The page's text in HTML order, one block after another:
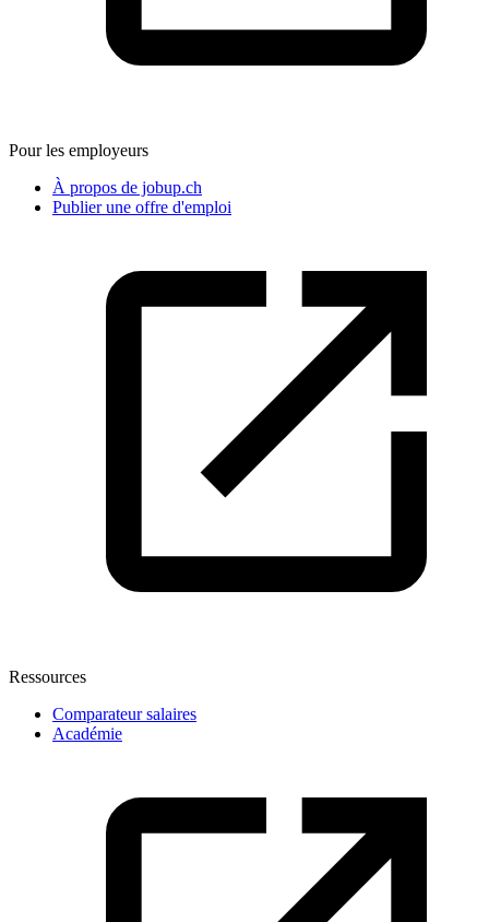
Pour les employeurs
À propos de jobup.ch
Publier une offre d'emploi
Ressources
Comparateur salaires
Académie